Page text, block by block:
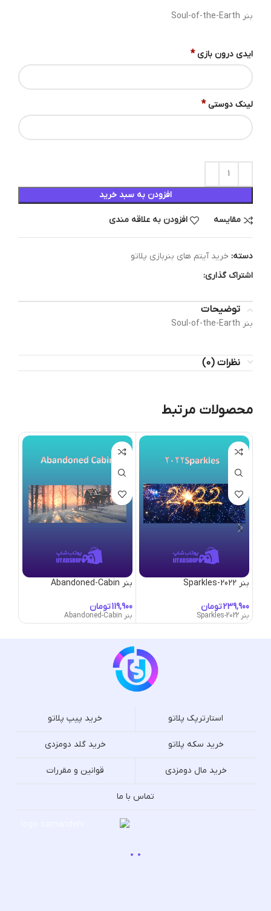
بنر Soul-of-the-Earth
ایدی درون بازی *
لینک دوستی *
افزودن به سبد خرید
مقایسه افزودن به علاقه مندی
دسته: خرید آیتم های بنربازی پلاتو
اشتراک گذاری:
توضیحات
بنر Soul-of-the-Earth
نظرات (0)
محصولات مرتبط
بنر 2022-Sparkles
تومان
بنر 2022-Sparkles
بنر Abandoned-Cabin
تومان
بنر Abandoned-Cabin
استارترپک پلاتو خرید پیپ پلاتو
خرید سکه پلاتو خرید گلد دومزدی
خرید مال دومزدی قوانین و مقررات
تماس با ما